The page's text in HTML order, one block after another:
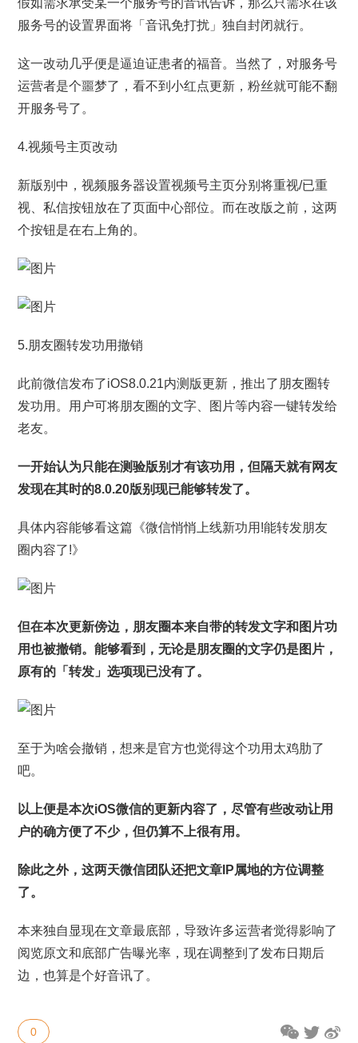
假如需求承受某一个服务号的音讯告诉，那么只需求在该
服务号的设置界面将「音讯免打扰」独自封闭就行。
这一改动几乎便是逼迫证患者的福音。当然了，对服务号
运营者是个噩梦了，看不到小红点更新，粉丝就可能不翻
开服务号了。
4.视频号主页改动
新版别中，视频服务器设置视频号主页分别将重视/已重
视、私信按钮放在了页面中心部位。而在改版之前，这两
个按钮是在右上角的。
5.朋友圈转发功用撤销
此前微信发布了iOS8.0.21内测版更新，推出了朋友圈转
发功用。用户可将朋友圈的文字、图片等内容一键转发给
老友。
一开始认为只能在测验版别才有该功用，但隔天就有网友
发现在其时的8.0.20版别现已能够转发了。
具体内容能够看这篇《微信悄悄上线新功用!能转发朋友
圈内容了!》
但在本次更新傍边，朋友圈本来自带的转发文字和图片功
用也被撤销。能够看到，无论是朋友圈的文字仍是图片，
原有的「转发」选项现已没有了。
至于为啥会撤销，想来是官方也觉得这个功用太鸡肋了
吧。
以上便是本次iOS微信的更新内容了，尽管有些改动让用
户的确方便了不少，但仍算不上很有用。
除此之外，这两天微信团队还把文章IP属地的方位调整
了。
本来独自显现在文章最底部，导致许多运营者觉得影响了
阅览原文和底部广告曝光率，现在调整到了发布日期后
边，也算是个好音讯了。
0